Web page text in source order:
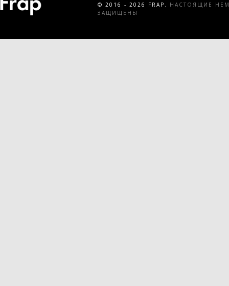
© 2016 - 2026 FRAP.
НАСТОЯЩИЕ
ЗАЩИЩЕНЫ